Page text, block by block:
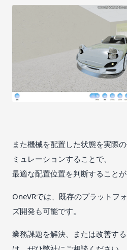
また機械を配置した状態を実際
ミュレーションすることで、
最適な配置位置を判断することが
OneVRでは、既存のプラットフ
ズ開発も可能です。
業務課題を解決、または改善す